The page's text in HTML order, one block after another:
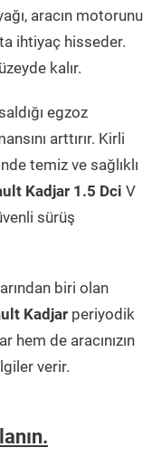
aracın motorunu
ihtiyaç hisseder.
kalır.
egzoz
arttırır. Kirli
temiz ve sağlıklı
Kadjar 1.5 Dci V
sürüş
biri olan
Kadjar periyodik
hem de aracınızın
verir.